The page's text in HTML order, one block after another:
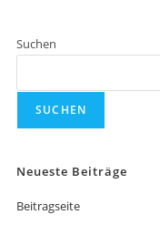
Suchen
SUCHEN
Neueste Beiträge
Beitragseite